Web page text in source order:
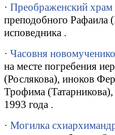
· Преображенский храм
преподобного Рафаила
исповедника .
· Часовня
на месте погребения
(Рослякова), иноков
Трофима
1993 года .
· Могилка